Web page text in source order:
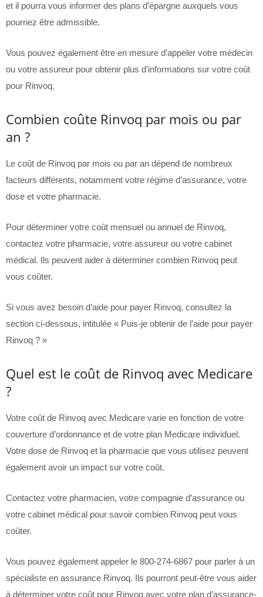
et il pourra vous informer des plans d’épargne auxquels vous
pourriez être admissible.
Vous pouvez également être en mesure d’appeler votre médecin
ou votre assureur pour obtenir plus d’informations sur votre coût
pour Rinvoq.
Combien coûte Rinvoq par mois ou par
an ?
Le coût de Rinvoq par mois ou par an dépend de nombreux
facteurs différents, notamment votre régime d’assurance, votre
dose et votre pharmacie.
Pour déterminer votre coût mensuel ou annuel de Rinvoq,
contactez votre pharmacie, votre assureur ou votre cabinet
médical. Ils peuvent aider à déterminer combien Rinvoq peut
vous coûter.
Si vous avez besoin d’aide pour payer Rinvoq, consultez la
section ci-dessous, intitulée « Puis-je obtenir de l’aide pour payer
Rinvoq ? »
Quel est le coût de Rinvoq avec Medicare
?
Votre coût de Rinvoq avec Medicare varie en fonction de votre
couverture d’ordonnance et de votre plan Medicare individuel.
Votre dose de Rinvoq et la pharmacie que vous utilisez peuvent
également avoir un impact sur votre coût.
Contactez votre pharmacien, votre compagnie d’assurance ou
votre cabinet médical pour savoir combien Rinvoq peut vous
coûter.
Vous pouvez également appeler le 800-274-6867 pour parler à un
spécialiste en assurance Rinvoq. Ils pourront peut-être vous aider
à déterminer votre coût pour Rinvoq avec votre plan d’assurance-